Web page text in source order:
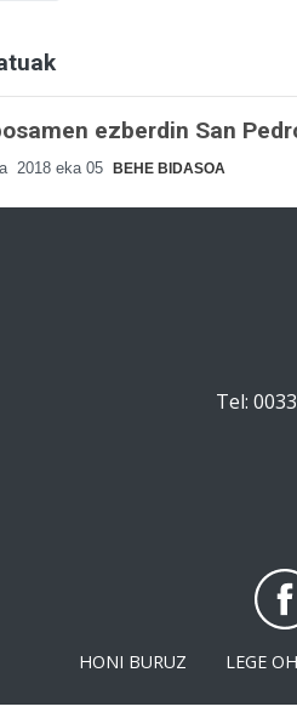
ezberdin San
2018 eka 05 BEHE BIDASOA
Tel:
HONI BURUZ LEGE